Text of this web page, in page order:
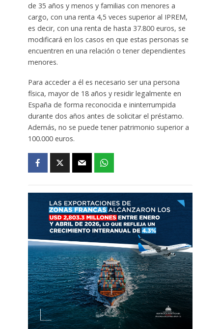
de 35 años y menos y familias con menores a
cargo, con una renta 4,5 veces superior al IPREM,
es decir, con una renta de hasta 37.800 euros, se
modificará en los casos en que estas personas se
encuentren en una relación o tener dependientes
menores.
Para acceder a él es necesario ser una persona
física, mayor de 18 años y residir legalmente en
España de forma reconocida e ininterrumpida
durante dos años antes de solicitar el préstamo.
Además, no se puede tener patrimonio superior a
100.000 euros.